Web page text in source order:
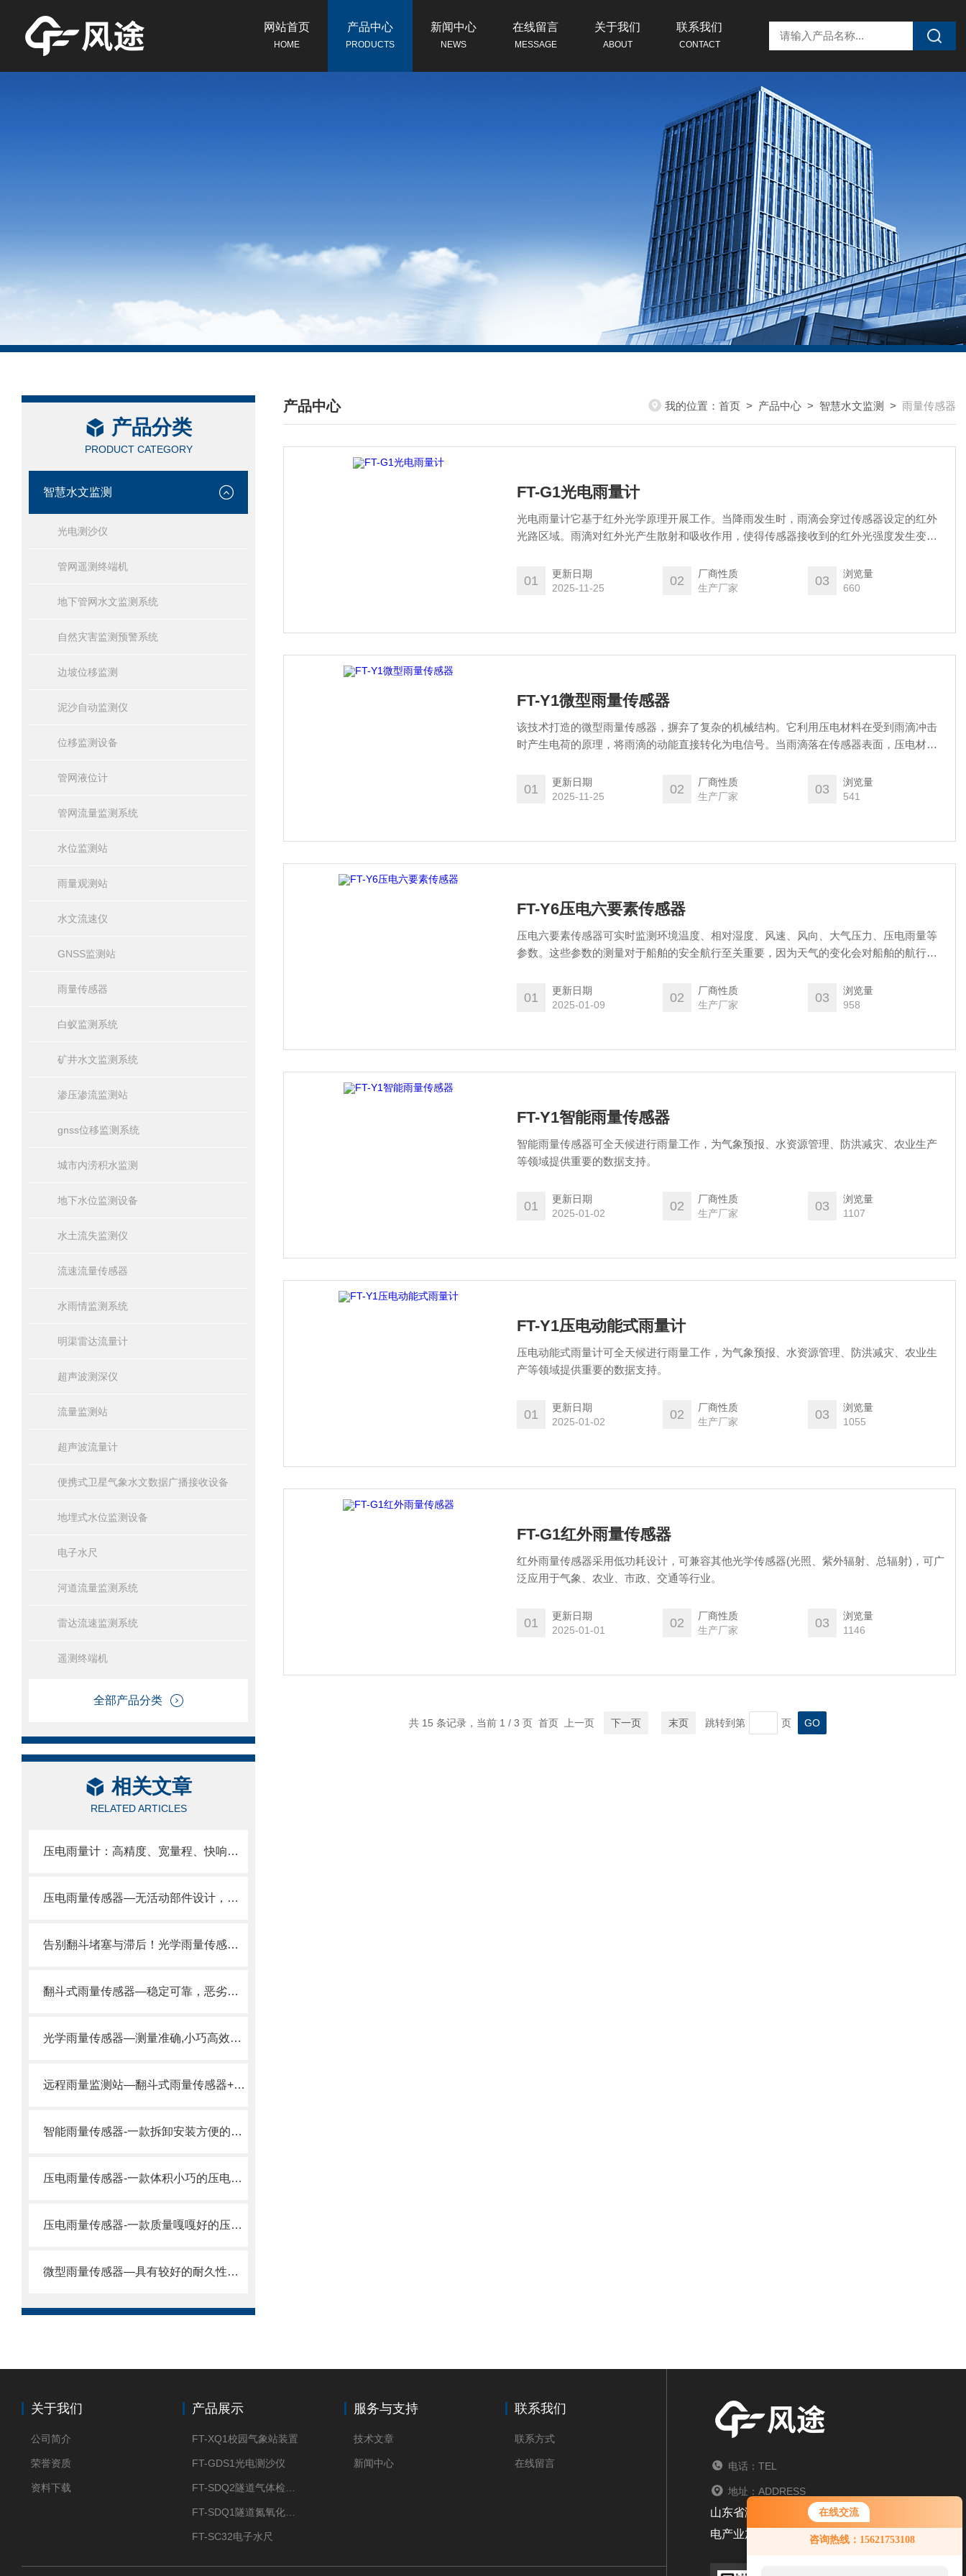
在线交流
咨询热线：15621753108
网站首页
HOME
产品中心
PRODUCTS
新闻中心
NEWS
在线留言
MESSAGE
关于我们
ABOUT
联系我们
CONTACT
产品分类
PRODUCT CATEGORY
智慧水文监测
光电测沙仪
管网遥测终端机
地下管网水文监测系统
自然灾害监测预警系统
边坡位移监测
泥沙自动监测仪
位移监测设备
管网液位计
管网流量监测系统
水位监测站
雨量观测站
水文流速仪
GNSS监测站
雨量传感器
白蚁监测系统
矿井水文监测系统
渗压渗流监测站
gnss位移监测系统
城市内涝积水监测
地下水位监测设备
水土流失监测仪
流速流量传感器
水雨情监测系统
明渠雷达流量计
超声波测深仪
流量监测站
超声波流量计
便携式卫星气象水文数据广播接收设备
地埋式水位监测设备
电子水尺
河道流量监测系统
雷达流速监测系统
遥测终端机
全部产品分类
相关文章
RELATED ARTICLES
压电雨量计：高精度、宽量程、快响应、强抗扰、低功耗、全免维护
压电雨量传感器—无活动部件设计，实现近乎为零的维护成本。
告别翻斗堵塞与滞后！光学雨量传感器，实现真正意义上的实时精准监测。
翻斗式雨量传感器—稳定可靠，恶劣天气下也能持续精准测雨量
光学雨量传感器—测量准确,小巧高效的免维护光电雨量计2024风途推送
远程雨量监测站—翻斗式雨量传感器+太阳能供电，实时监测降雨量。
智能雨量传感器-一款拆卸安装方便的压电动能式雨量计
压电雨量传感器-一款体积小巧的压电动能式雨量计
压电雨量传感器-一款质量嘎嘎好的压电式雨量计
微型雨量传感器—具有较好的耐久性和抗腐蚀性能@2024全网推送
产品中心
/ PRODUCTS CENTER
我的位置： 首页 > 产品中心 > 智慧水文监测 > 雨量传感器
FT-G1光电雨量计
光电雨量计它基于红外光学原理开展工作。当降雨发生时，雨滴会穿过传感器设定的红外
光路区域。雨滴对红外光产生散射和吸收作用，使得传感器接收到的红外光强度发生变
应的电信号。由于整个监测过程无需机械部件的参与，从根源上避免了因机械故障引发的
维护需求，实现了真正的免维护运行。
01
更新日期
2025-11-25
02
厂商性质
生产厂家
03
浏览量
660
FT-Y1微型雨量传感器
该技术打造的微型雨量传感器，摒弃了复杂的机械结构。它利用压电材料在受到雨滴冲击
时产生电荷的原理，将雨滴的动能直接转化为电信号。当雨滴落在传感器表面，压电材料
量传感器不仅避免了机械故障的发生，还具有体积小、安装便捷的优点。可灵活布置在各
种监测场景中，为雨量监测提供稳定、准确的数据支持，是提升雨量监测水平的理想选
01
更新日期
2025-11-25
02
厂商性质
生产厂家
03
浏览量
541
FT-Y6压电六要素传感器
压电六要素传感器可实时监测环境温度、相对湿度、风速、风向、大气压力、压电雨量等
参数。这些参数的测量对于船舶的安全航行至关重要，因为天气的变化会对船舶的航行产
01
更新日期
2025-01-09
02
厂商性质
生产厂家
03
浏览量
958
FT-Y1智能雨量传感器
智能雨量传感器可全天候进行雨量工作，为气象预报、水资源管理、防洪减灾、农业生产
等领域提供重要的数据支持。
01
更新日期
2025-01-02
02
厂商性质
生产厂家
03
浏览量
1107
FT-Y1压电动能式雨量计
压电动能式雨量计可全天候进行雨量工作，为气象预报、水资源管理、防洪减灾、农业生
产等领域提供重要的数据支持。
01
更新日期
2025-01-02
02
厂商性质
生产厂家
03
浏览量
1055
FT-G1红外雨量传感器
红外雨量传感器采用低功耗设计，可兼容其他光学传感器(光照、紫外辐射、总辐射)，可广
泛应用于气象、农业、市政、交通等行业。
01
更新日期
2025-01-01
02
厂商性质
生产厂家
03
浏览量
1146
共 15 条记录，当前 1 / 3 页 首页 上一页 下一页 末页 跳转到第 页
关于我们
公司简介
荣誉资质
资料下载
产品展示
FT-XQ1校园气象站装置
FT-GDS1光电测沙仪
FT-SC32电子水尺
服务与支持
技术文章
新闻中心
联系我们
联系方式
在线留言 电话：TEL
地址：ADDRESS
山东省潍坊市高新区光电路155号潍坊高新区光
电产业加速器